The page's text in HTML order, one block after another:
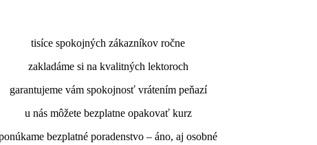
tisíce spokojných zákazníkov ročne
zakladáme si na kvalitných lektoroch
garantujeme vám spokojnosť vrátením peňazí
u nás môžete bezplatne opakovať kurz
bezplatné poradenstvo – áno, aj osobné